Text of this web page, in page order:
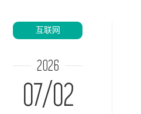
互联网
2026
07/02